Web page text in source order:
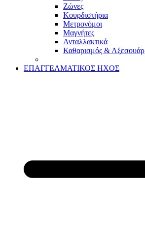
Ζώνες
Κουρδιστήρια
Μετρονόμοι
Μαγνήτες
Ανταλλακτικά
Καθαρισμός & Αξεσουάρ
ΕΠΑΓΓΕΛΜΑΤΙΚΟΣ ΗΧΟΣ